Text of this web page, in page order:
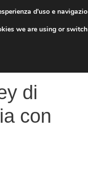
di
con
d'uso e
we are using or